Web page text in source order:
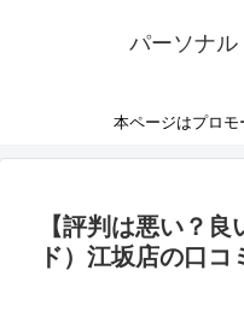
パーソナル
本ページはプロ
【評判は悪い？
ド）江坂店の口コ